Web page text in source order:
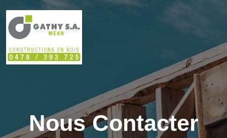
Nous Contacter